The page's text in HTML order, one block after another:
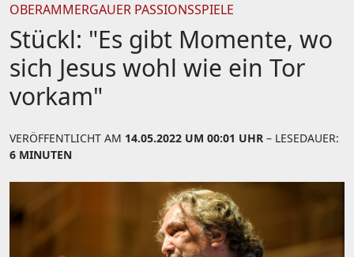
OBERAMMERGAUER PASSIONSSPIELE
Stückl: "Es gibt Momente, wo
sich Jesus wohl wie ein Tor
vorkam"
VERÖFFENTLICHT AM 14.05.2022 UM 00:01 UHR – LESEDAUER:
6 MINUTEN